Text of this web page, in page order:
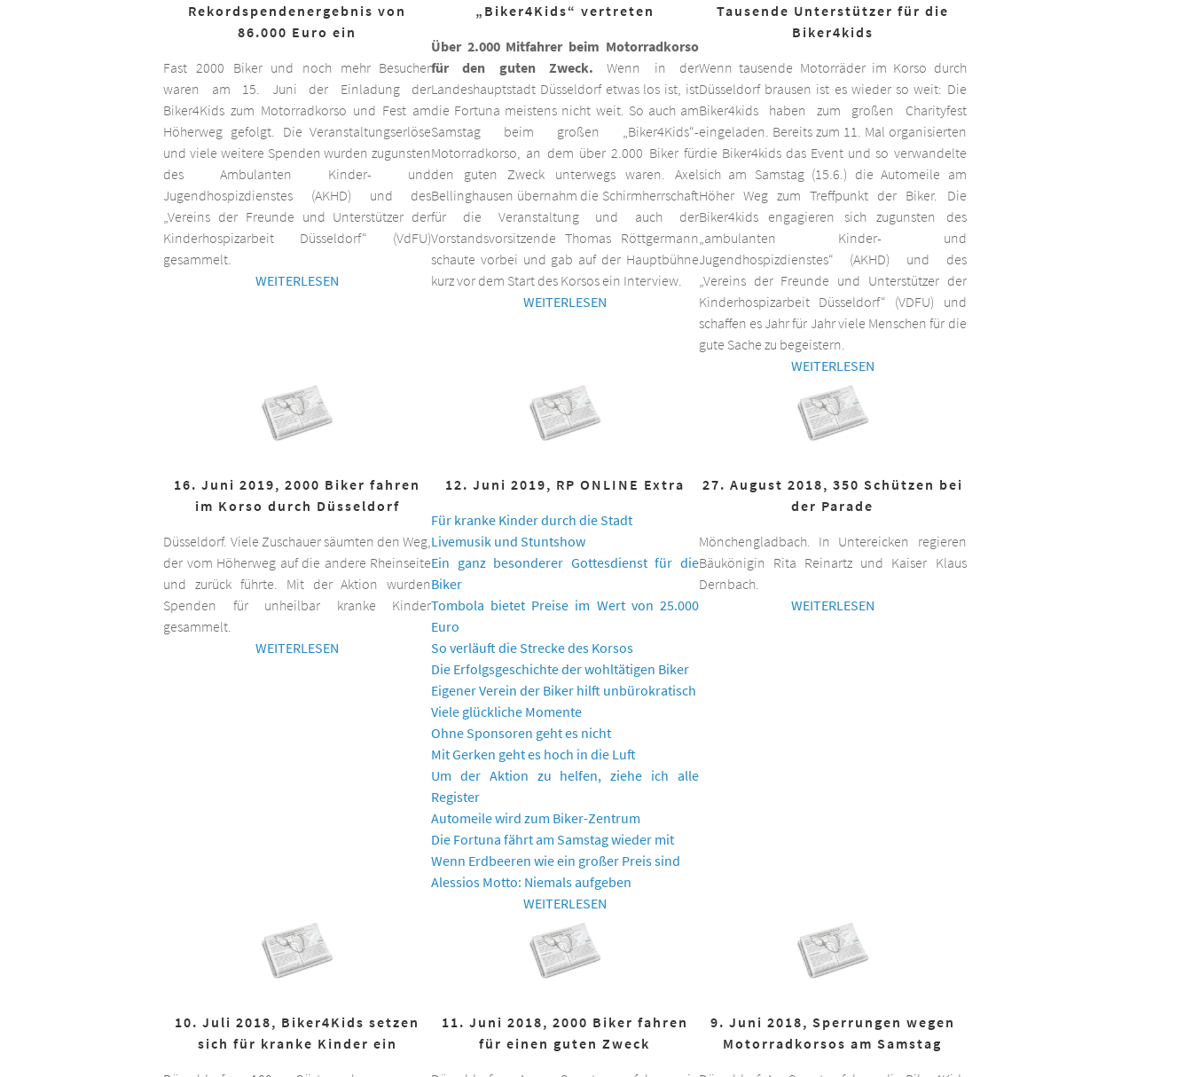
Rekordspendenergebnis von
86.000 Euro ein
Fast 2000 Biker und noch mehr Besucher
waren am 15. Juni der Einladung der
Biker4Kids zum Motorradkorso und Fest am
Höherweg gefolgt. Die Veranstaltungserlöse
und viele weitere Spenden wurden zugunsten
des Ambulanten Kinder- und
Jugendhospizdienstes (AKHD) und des
„Vereins der Freunde und Unterstützer der
Kinderhospizarbeit Düsseldorf“ (VdFU)
gesammelt.
WEITERLESEN
„Biker4Kids“ vertreten
Über 2.000 Mitfahrer beim Motorradkorso
für den guten Zweck. Wenn in der
Landeshauptstadt Düsseldorf etwas los ist, ist
die Fortuna meistens nicht weit. So auch am
Samstag beim großen „Biker4Kids“-
Motorradkorso, an dem über 2.000 Biker für
den guten Zweck unterwegs waren. Axel
Bellinghausen übernahm die Schirmherrschaft
für die Veranstaltung und auch der
Vorstandsvorsitzende Thomas Röttgermann
schaute vorbei und gab auf der Hauptbühne
kurz vor dem Start des Korsos ein Interview.
WEITERLESEN
Tausende Unterstützer für die
Biker4kids
Wenn tausende Motorräder im Korso durch
Düsseldorf brausen ist es wieder so weit: Die
Biker4kids haben zum großen Charityfest
eingeladen. Bereits zum 11. Mal organisierten
die Biker4kids das Event und so verwandelte
sich am Samstag (15.6.) die Automeile am
Höher Weg zum Treffpunkt der Biker. Die
Biker4kids engagieren sich zugunsten des
„ambulanten Kinder- und
Jugendhospizdienstes“ (AKHD) und des
„Vereins der Freunde und Unterstützer der
Kinderhospizarbeit Düsseldorf“ (VDFU) und
schaffen es Jahr für Jahr viele Menschen für die
gute Sache zu begeistern.
WEITERLESEN
16. Juni 2019, 2000 Biker fahren
im Korso durch Düsseldorf
Düsseldorf. Viele Zuschauer säumten den Weg,
der vom Höherweg auf die andere Rheinseite
und zurück führte. Mit der Aktion wurden
Spenden für unheilbar kranke Kinder
gesammelt.
WEITERLESEN
12. Juni 2019, RP ONLINE Extra
Für kranke Kinder durch die Stadt
Livemusik und Stuntshow
Ein ganz besonderer Gottesdienst für die
Biker
Tombola bietet Preise im Wert von 25.000
Euro
So verläuft die Strecke des Korsos
Die Erfolgsgeschichte der wohltätigen Biker
Eigener Verein der Biker hilft unbürokratisch
Viele glückliche Momente
Ohne Sponsoren geht es nicht
Mit Gerken geht es hoch in die Luft
Um der Aktion zu helfen, ziehe ich alle
Register
Automeile wird zum Biker-Zentrum
Die Fortuna fährt am Samstag wieder mit
Wenn Erdbeeren wie ein großer Preis sind
Alessios Motto: Niemals aufgeben
WEITERLESEN
27. August 2018, 350 Schützen bei
der Parade
Mönchengladbach. In Untereicken regieren
Bäukönigin Rita Reinartz und Kaiser Klaus
Dernbach.
WEITERLESEN
10. Juli 2018, Biker4Kids setzen
sich für kranke Kinder ein
11. Juni 2018, 2000 Biker fahren
für einen guten Zweck
9. Juni 2018, Sperrungen wegen
Motorradkorsos am Samstag